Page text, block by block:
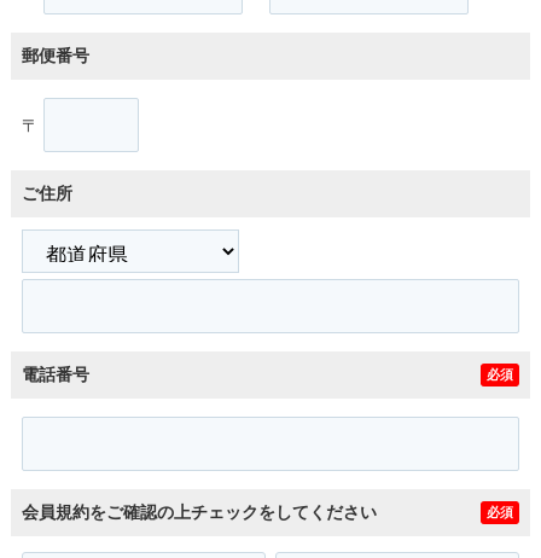
郵便番号
〒
ご住所
電話番号 必須
会員規約をご確認の上チェックをしてください 必須